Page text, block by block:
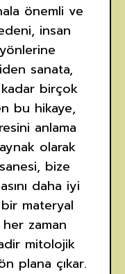
önemli ve
insan
sanata,
birçok
bu hikaye,
anlama
olarak
bize
daha iyi
materyal
zaman
mitolojik
plana çıkar.